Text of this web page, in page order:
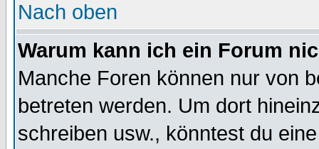
Nach oben
Warum kann ich ein Forum
Manche Foren können nur von
betreten werden. Um dort
schreiben usw., könntest du